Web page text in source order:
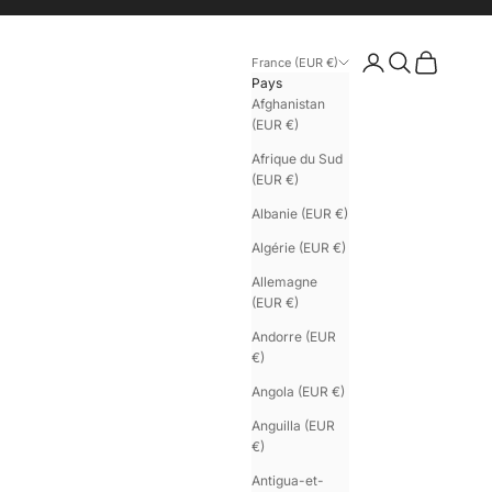
France (EUR €)
Pays
Afghanistan
(EUR €)
Afrique du Sud
(EUR €)
Albanie (EUR €)
Algérie (EUR €)
Allemagne
(EUR €)
Andorre (EUR
€)
Angola (EUR €)
Anguilla (EUR
€)
Antigua-et-
Connexion
Recherche
Panier